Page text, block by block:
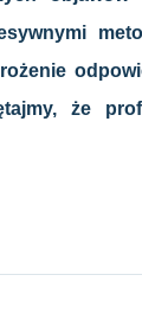
że